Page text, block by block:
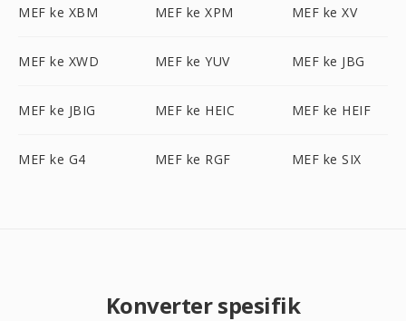
MEF ke XBM MEF ke XPM MEF ke XV
MEF ke XWD MEF ke YUV MEF ke JBG
MEF ke JBIG MEF ke HEIC MEF ke HEIF
MEF ke G4 MEF ke RGF MEF ke SIX
Konverter spesifik